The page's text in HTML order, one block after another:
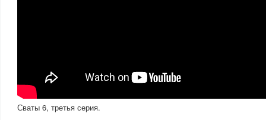
Сваты 6, третья серия.